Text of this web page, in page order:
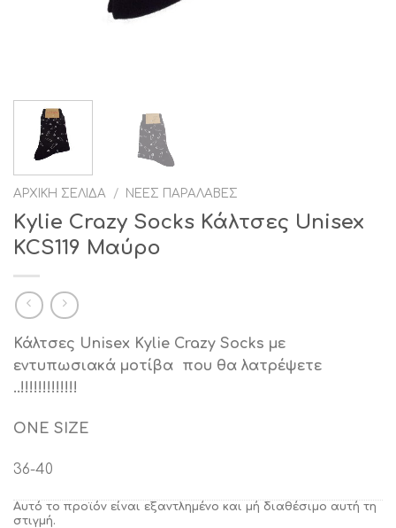
ΑΡΧΙΚΉ ΣΕΛΊΔΑ / ΝΈΕΣ ΠΑΡΑΛΑΒΈΣ
Kylie Crazy Socks Κάλτσες Unisex
KCS119 Μαύρο
Κάλτσες Unisex Kylie Crazy Socks με
εντυπωσιακά μοτίβα που θα λατρέψετε
..!!!!!!!!!!!!!
ONE SIZE
36-40
Αυτό το προϊόν είναι εξαντλημένο και μή διαθέσιμο αυτή τη
στιγμή.